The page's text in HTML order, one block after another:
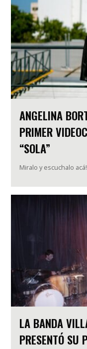
ANGELINA
PRIMER
“SOLA”
Miralo y escuchalo acá!
LA BANDA
PRESENTÓ SU